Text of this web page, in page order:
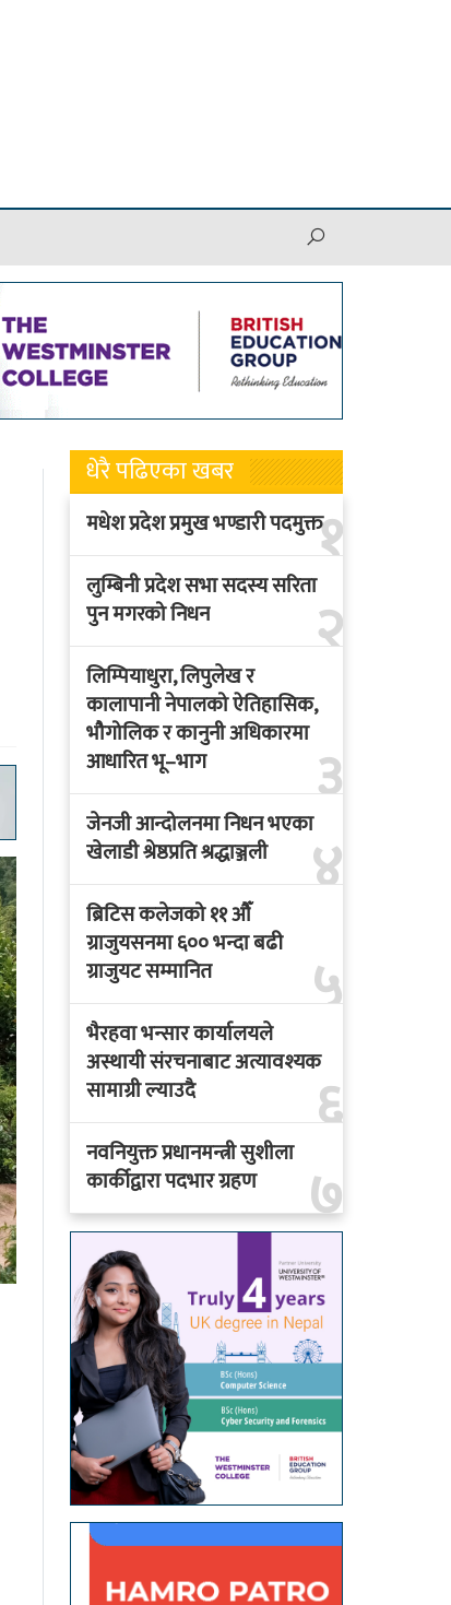
धेरै पढिएका खबर
१
मधेश प्रदेश प्रमुख भण्डारी पदमुक्त
२
लुम्बिनी प्रदेश सभा सदस्य सरिता
पुन मगरको निधन
३
लिम्पियाधुरा, लिपुलेख र
कालापानी नेपालको ऐतिहासिक,
भौगोलिक र कानुनी अधिकारमा
आधारित भू–भाग
४
जेनजी आन्दोलनमा निधन भएका
खेलाडी श्रेष्ठप्रति श्रद्धाञ्जली
५
ब्रिटिस कलेजको ११ औँ
ग्राजुयसनमा ६०० भन्दा बढी
ग्राजुयट सम्मानित
६
भैरहवा भन्सार कार्यालयले
अस्थायी संरचनाबाट अत्यावश्यक
सामाग्री ल्याउदै
७
नवनियुक्त प्रधानमन्त्री सुशीला
कार्कीद्वारा पदभार ग्रहण